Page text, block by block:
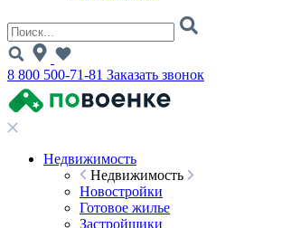
8 800 500-71-81 Заказать звонок
Недвижимость
Недвижимость
Новостройки
Готовое жилье
Застройщики